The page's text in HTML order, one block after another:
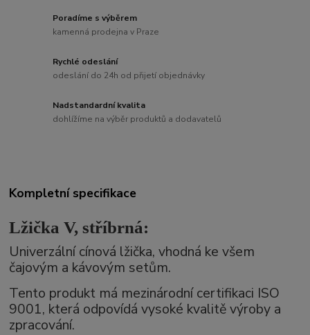
Poradíme s výběrem
kamenná prodejna v Praze
Rychlé odeslání
odeslání do 24h od přijetí objednávky
Nadstandardní kvalita
dohlížíme na výběr produktů a dodavatelů
Kompletní specifikace
Lžička V, stříbrná:
Univerzální cínová lžička, vhodná ke všem
čajovým a kávovým setům.
Tento produkt má mezinárodní certifikaci ISO
9001, která odpovídá vysoké kvalitě výroby a
zpracování.